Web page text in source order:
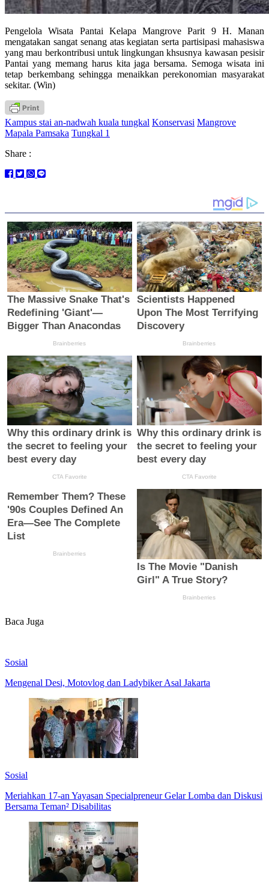
Pengelola Wisata Pantai Kelapa Mangrove Parit 9 H. Manan
mengatakan sangat senang atas kegiatan serta partisipasi mahasiswa
yang mau berkontribusi untuk lingkungan khsusnya kawasan pesisir
Pantai yang memang harus kita jaga bersama. Semoga wisata ini
tetap berkembang sehingga menaikkan perekonomian masyarakat
sekitar. (Win)
Kampus stai an-nadwah kuala tungkal Konservasi Mangrove
Mapala Pamsaka Tungkal 1
Share :
Baca Juga
Sosial
Mengenal Desi, Motovlog dan Ladybiker Asal Jakarta
Sosial
Meriahkan 17-an Yayasan Specialpreneur Gelar Lomba dan Diskusi
Bersama Teman² Disabilitas